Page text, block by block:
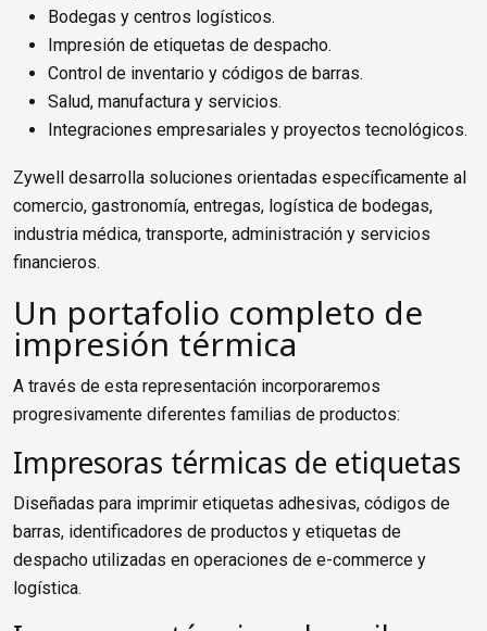
Bodegas y centros logísticos.
Impresión de etiquetas de despacho.
Control de inventario y códigos de barras.
Salud, manufactura y servicios.
Integraciones empresariales y proyectos tecnológicos.
Zywell desarrolla soluciones orientadas específicamente al
comercio, gastronomía, entregas, logística de bodegas,
industria médica, transporte, administración y servicios
financieros.
Un portafolio completo de
impresión térmica
A través de esta representación incorporaremos
progresivamente diferentes familias de productos:
Impresoras térmicas de etiquetas
Diseñadas para imprimir etiquetas adhesivas, códigos de
barras, identificadores de productos y etiquetas de
despacho utilizadas en operaciones de e-commerce y
logística.